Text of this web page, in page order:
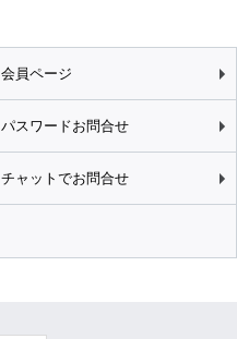
会員ページ
パスワードお問合せ
チャットでお問合せ